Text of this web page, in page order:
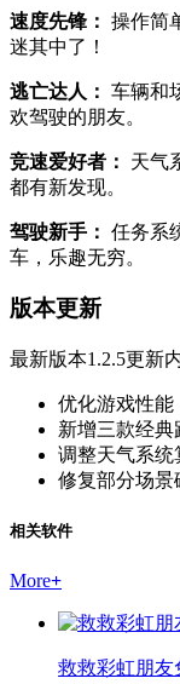
速度先锋： 操作简
迷其中了！
逃亡达人： 车辆和
欢驾驶的朋友。
竞速爱好者：
天气
都有新发现。
驾驶新手： 任务系
车，乐趣无穷。
版本更新
最新版本1.2.5更新
优化游戏性能
新增三款经典
调整天气系统
修复部分场景
相关软件
More+
救救彩虹朋友